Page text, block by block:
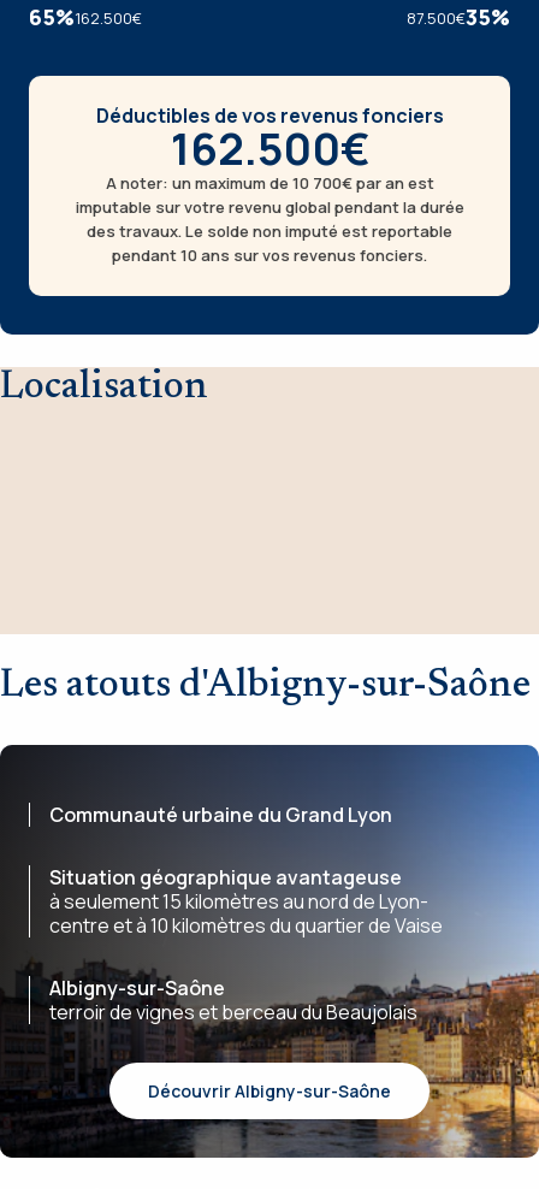
65%162.500€ 35%
87.500€
Déductibles de vos revenus fonciers
162.500€
A noter: un maximum de 10 700€ par an est
imputable sur votre revenu global pendant la durée
des travaux. Le solde non imputé est reportable
pendant 10 ans sur vos revenus fonciers.
Localisation
Les atouts d'Albigny-sur-Saône
Communauté urbaine du Grand Lyon
Situation géographique avantageuse
à seulement 15 kilomètres au nord de Lyon-
centre et à 10 kilomètres du quartier de Vaise
Albigny-sur-Saône
terroir de vignes et berceau du Beaujolais
Découvrir Albigny-sur-Saône